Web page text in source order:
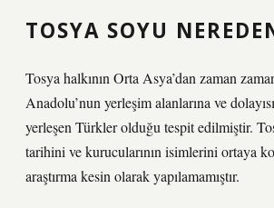
TOSYA SOYU
Tosya halkının Orta Asya’dan zaman
Anadolu’nun yerleşim alanlarına ve
yerleşen Türkler olduğu tespit edilmiştir.
tarihini ve kurucularının isimlerini ortaya
araştırma kesin olarak yapılamamıştır.